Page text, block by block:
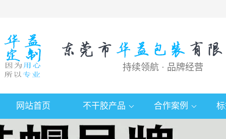
持续领航 · 品牌经营
网站首页 不干胶产品 合作案例